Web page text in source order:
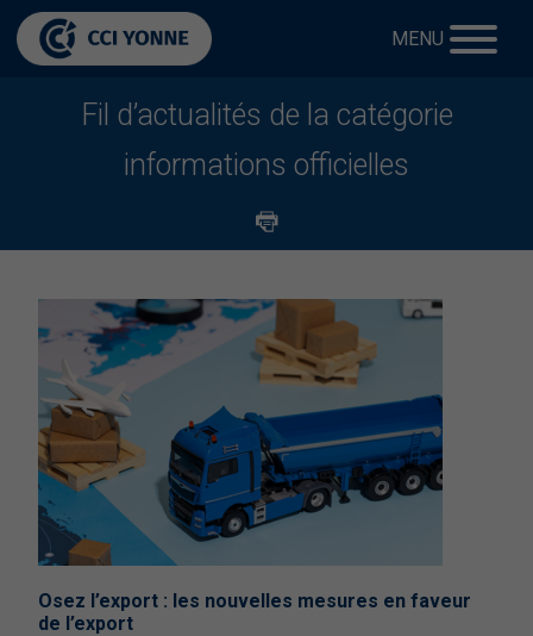
MENU
Fil d’actualités de la catégorie
informations officielles
Osez l’export : les nouvelles mesures en faveur
de l’export